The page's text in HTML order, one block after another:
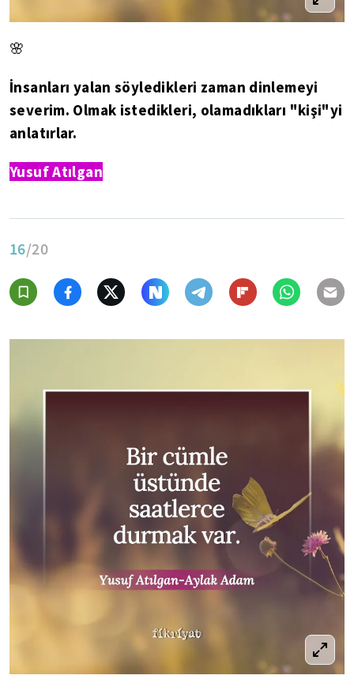
🌸
İnsanları yalan söyledikleri zaman dinlemeyi
severim. Olmak istedikleri, olamadıkları "kişi"yi
anlatırlar.
Yusuf Atılgan
16/20